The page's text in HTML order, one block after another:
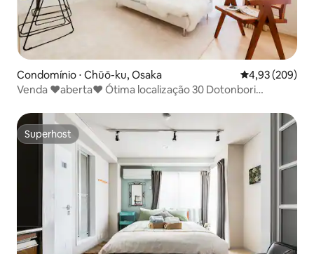
Condomínio ⋅ Chūō-ku, Osaka 4,93 de uma
4,93 (209)
Venda ❤️aberta❤️ Ótima localização 30 Dotonbori
Superhost
Superhost